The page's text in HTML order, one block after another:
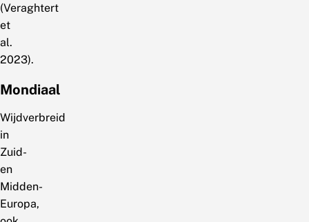
(Veraghtert
et
al.
2023).
Mondiaal
Wijdverbreid
in
Zuid-
en
Midden-
Europa,